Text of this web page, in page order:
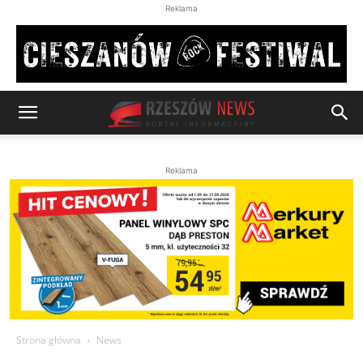
Reklama
Reklama
Strona główna News